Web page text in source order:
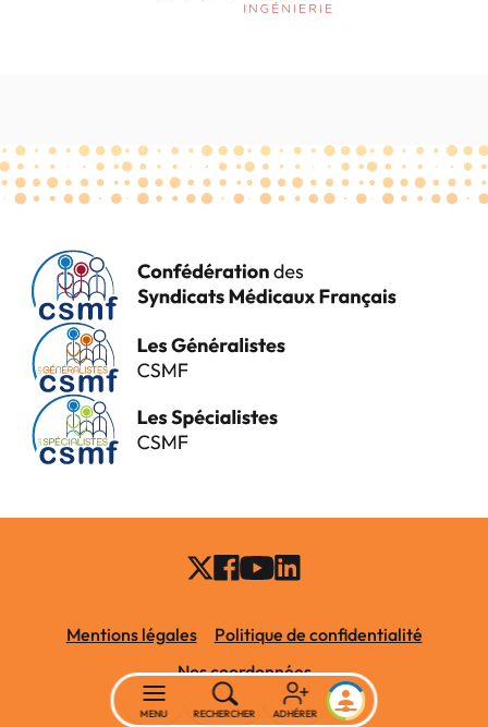
Mentions légales
Politique de confidentialité
Nos coordonnées
MENU RECHERCHER ADHÉRER